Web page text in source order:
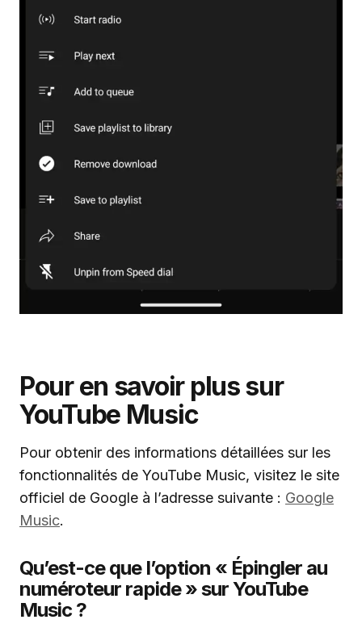
Pour en savoir plus sur
YouTube Music
Pour obtenir des informations détaillées sur les
fonctionnalités de YouTube Music, visitez le site
officiel de Google à l’adresse suivante : Google
Music.
Qu’est-ce que l’option « Épingler au
numéroteur rapide » sur YouTube
Music ?